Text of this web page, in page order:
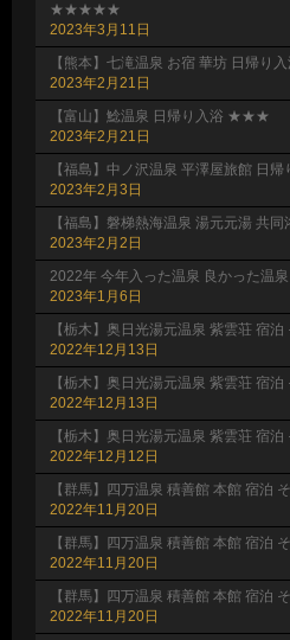
★★★★★
2023年3月11日
【熊本】七滝温泉 お宿 華坊 日帰
2023年2月21日
【富山】鯰温泉 日帰り入浴 ★★★
2023年2月21日
【福島】中ノ沢温泉 平澤屋旅館
2023年2月3日
【福島】磐梯熱海温泉 湯元元湯
2023年2月2日
2022年 今年入った温泉 良かった温
2023年1月6日
【栃木】奥日光湯元温泉 紫雲荘 宿
2022年12月13日
【栃木】奥日光湯元温泉 紫雲荘 宿
2022年12月13日
【栃木】奥日光湯元温泉 紫雲荘
2022年12月12日
【群馬】四万温泉 積善館 本館 宿泊
2022年11月20日
【群馬】四万温泉 積善館 本館 宿泊
2022年11月20日
【群馬】四万温泉 積善館 本館 宿
2022年11月20日